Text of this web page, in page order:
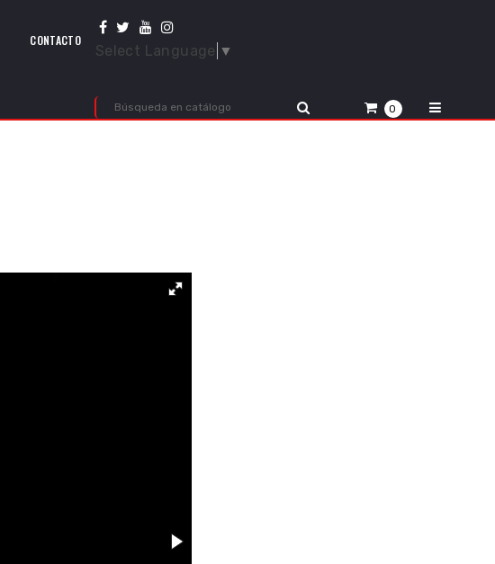
Select Language ▼
0
CONTACTO